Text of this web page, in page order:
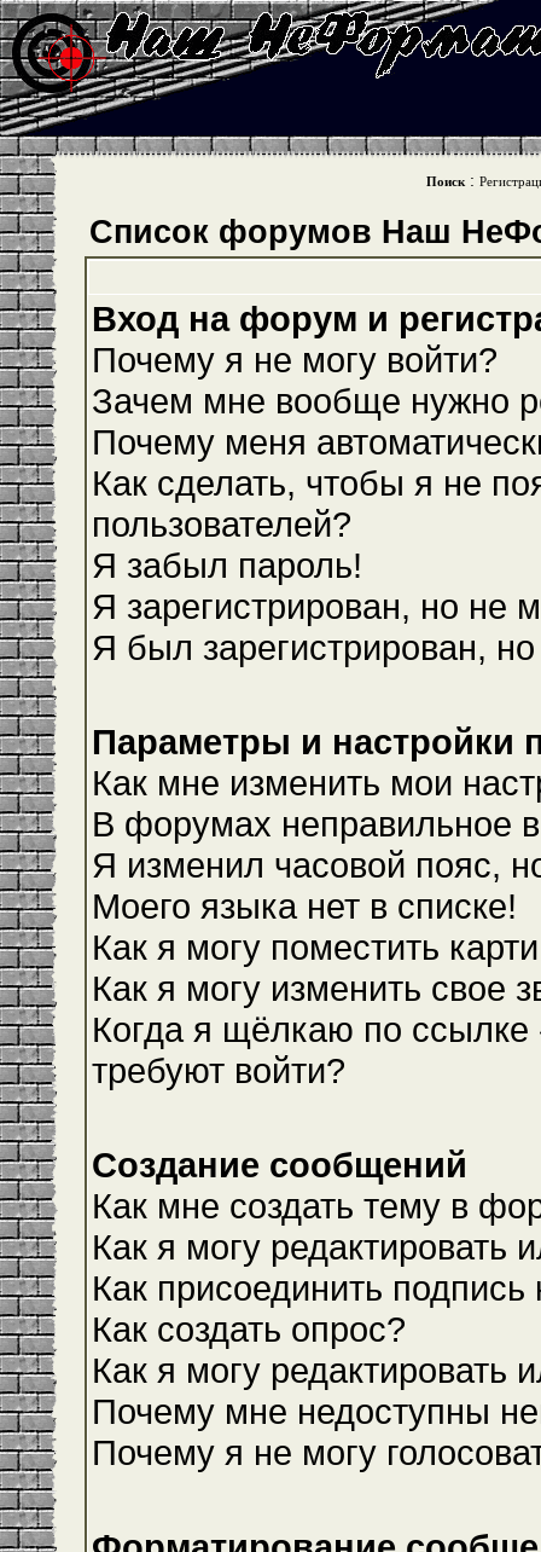
Поиск :
Список форумов Наш
Вход на форум и
Почему я не могу войти?
Зачем мне вообще нужно
Почему меня
Как сделать, чтобы я не
пользователей?
Я забыл пароль!
Я зарегистрирован, но не
Я был зарегистрирован,
Параметры и настройки
Как мне изменить мои
В форумах неправильное
Я изменил часовой пояс,
Моего языка нет в списке!
Как я могу поместить
Как я могу изменить свое
Когда я щёлкаю по ссылке
требуют войти?
Создание сообщений
Как мне создать тему в
Как я могу редактировать
Как присоединить
Как создать опрос?
Как я могу редактировать
Почему мне недоступны
Почему я не могу